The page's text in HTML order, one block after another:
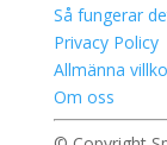
Så fungerar
Privacy Policy
Allmänna
Om oss